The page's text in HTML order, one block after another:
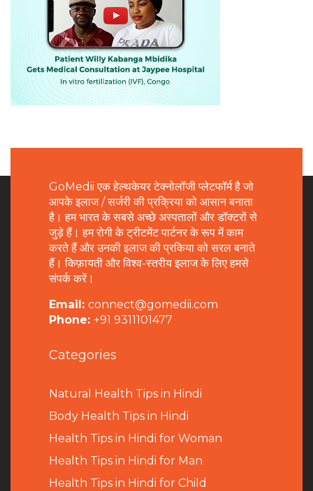
GoMedii एक हेल्थकेयर टेक्नोलॉजी प्लेटफॉर्म है जो
आपके इलाज / सर्जरी की प्रक्रिया को आसान बनाता
है। हम भारत के सबसे अच्छे अस्पतालों और डॉक्टरों से
जुड़े हैं। हम रोगी के ट्रीटमेंट पार्टनर के रूप में काम
करते हैं और उनकी इलाज की प्रकिया को सरल बनाते
हैं। किफ़ायती और विश्व-स्तरीय इलाज के लिए हमसे
संपर्क करें।
Email: connect@gomedii.com
Phone: +91 9311101477
Categories
Natural Health Tips in Hindi
Body Health Tips in Hindi
Health Tips in Hindi for Woman
Health Tips in Hindi for Man
Health Tips in Hindi for Child